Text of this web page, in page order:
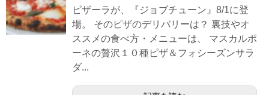
ピザーラが、『ジョブチューン』8/1に登
場。 そのピザのデリバリーは？ 裏技やオ
ススメの食べ方・メニューは、 マスカルポ
ーネの贅沢１０種ピザ＆フォシーズンサラ
ダ...